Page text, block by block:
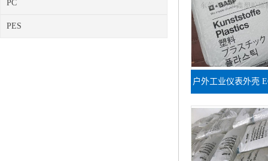
PC
PES
户外工业仪表外壳
色聚醚砜